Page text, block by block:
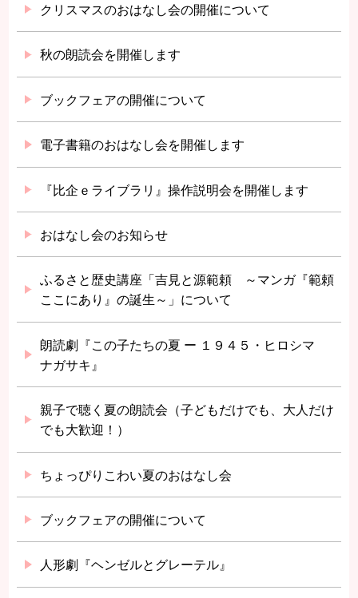
クリスマスのおはなし会の開催について
秋の朗読会を開催します
ブックフェアの開催について
電子書籍のおはなし会を開催します
『比企ｅライブラリ』操作説明会を開催します
おはなし会のお知らせ
ふるさと歴史講座「吉見と源範頼 ～マンガ『範頼
ここにあり』の誕生～」について
朗読劇『この子たちの夏 ー １９４５・ヒロシマ
ナガサキ』
親子で聴く夏の朗読会（子どもだけでも、大人だけ
でも大歓迎！）
ちょっぴりこわい夏のおはなし会
ブックフェアの開催について
人形劇『ヘンゼルとグレーテル』